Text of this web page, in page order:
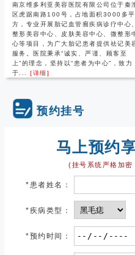
南京维多利亚美容医院有限公司位于秦
区虎踞南路100号，占地面积3000多平
方，专业开展胎记血管瘤疾病诊疗中心、
整形美容中心、皮肤美容中心、微整形
心等项目，为广大胎记患者提供祛记美
服务。医院秉承“诚实、严谨、顾客至
上”的理念，坚持以“患者为中心”，致力
于...[详细]
预约挂号
马上预约
(挂号系统严格加密
*患者姓名：
*疾病类型：
*预约时间：